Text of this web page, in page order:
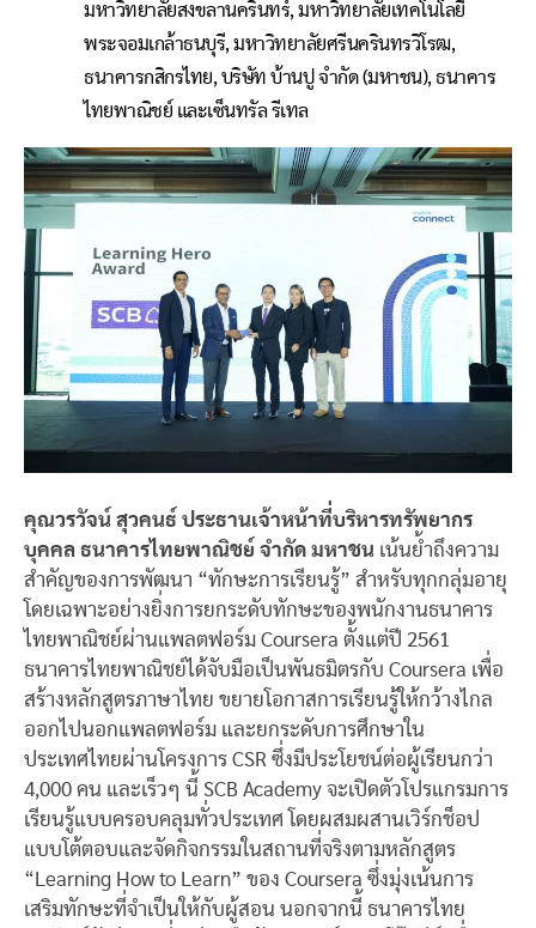
มหาวิทยาลัยสงขลานครินทร์, มหาวิทยาลัยเทคโนโลยี
พระจอมเกล้าธนบุรี, มหาวิทยาลัยศรีนครินทรวิโรฒ,
ธนาคารกสิกรไทย, บริษัท บ้านปู จำกัด (มหาชน), ธนาคาร
ไทยพาณิชย์ และเซ็นทรัล รีเทล
คุณวรวัจน์ สุวคนธ์ ประธานเจ้าหน้าที่บริหารทรัพยากร
บุคคล ธนาคารไทยพาณิชย์ จำกัด มหาชน เน้นย้ำถึงความ
สำคัญของการพัฒนา “ทักษะการเรียนรู้” สำหรับทุกกลุ่มอายุ
โดยเฉพาะอย่างยิ่งการยกระดับทักษะของพนักงานธนาคาร
ไทยพาณิชย์ผ่านแพลตฟอร์ม Coursera ตั้งแต่ปี 2561
ธนาคารไทยพาณิชย์ได้จับมือเป็นพันธมิตรกับ Coursera เพื่อ
สร้างหลักสูตรภาษาไทย ขยายโอกาสการเรียนรู้ให้กว้างไกล
ออกไปนอกแพลตฟอร์ม และยกระดับการศึกษาใน
ประเทศไทยผ่านโครงการ CSR ซึ่งมีประโยชน์ต่อผู้เรียนกว่า
4,000 คน และเร็วๆ นี้ SCB Academy จะเปิดตัวโปรแกรมการ
เรียนรู้แบบครอบคลุมทั่วประเทศ โดยผสมผสานเวิร์กช็อป
แบบโต้ตอบและจัดกิจกรรมในสถานที่จริงตามหลักสูตร
“Learning How to Learn” ของ Coursera ซึ่งมุ่งเน้นการ
เสริมทักษะที่จำเป็นให้กับผู้สอน นอกจากนี้ ธนาคารไทย